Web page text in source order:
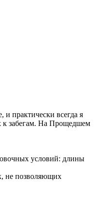
практически всегда я
к забегам. На Прощедшем
условий: длины
не позволяющих